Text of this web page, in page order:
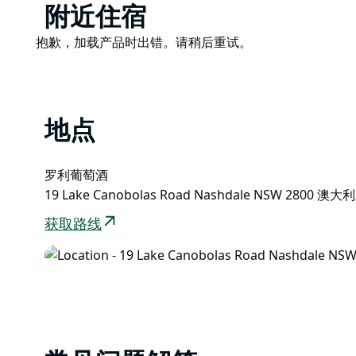
Product
List
附近住宿
Product
抱歉，加载产品时出错。请稍后重试。
地点
罗利葡萄酒
19 Lake Canobolas Road Nashdale NSW 2800 澳大
获取路线